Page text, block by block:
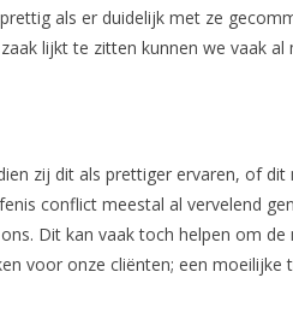
als er duidelijk met ze
lijkt te zitten kunnen we vaak al
zij dit als prettiger ervaren, of dit
conflict meestal al vervelend
Dit kan vaak toch helpen om de
voor onze cliënten; een moeilijke